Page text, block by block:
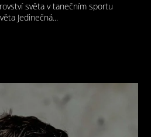
světa v tanečním sportu
Jedinečná...